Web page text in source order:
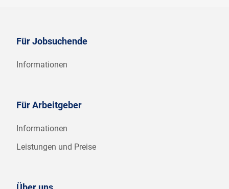
Für Jobsuchende
Informationen
Für Arbeitgeber
Informationen
Leistungen und Preise